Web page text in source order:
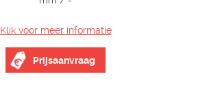
Klik voor meer informatie
Prijsaanvraag